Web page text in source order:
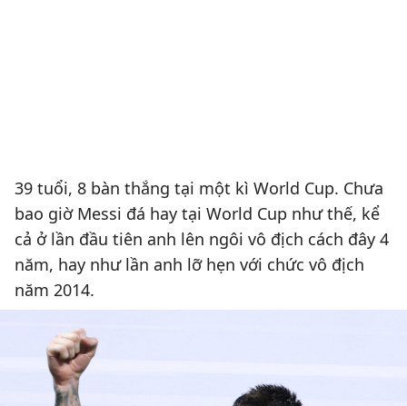
39 tuổi, 8 bàn thắng tại một kì World Cup. Chưa
bao giờ Messi đá hay tại World Cup như thế, kể
cả ở lần đầu tiên anh lên ngôi vô địch cách đây 4
năm, hay như lần anh lỡ hẹn với chức vô địch
năm 2014.